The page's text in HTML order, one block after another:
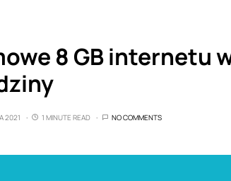
8 GB internetu
2021 1 MINUTE READ NO COMMENTS